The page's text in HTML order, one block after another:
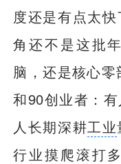
度还是有点太
角还不是这批
脑，还是核心
和90创业者：
人长期深耕工业
行业摸爬滚打